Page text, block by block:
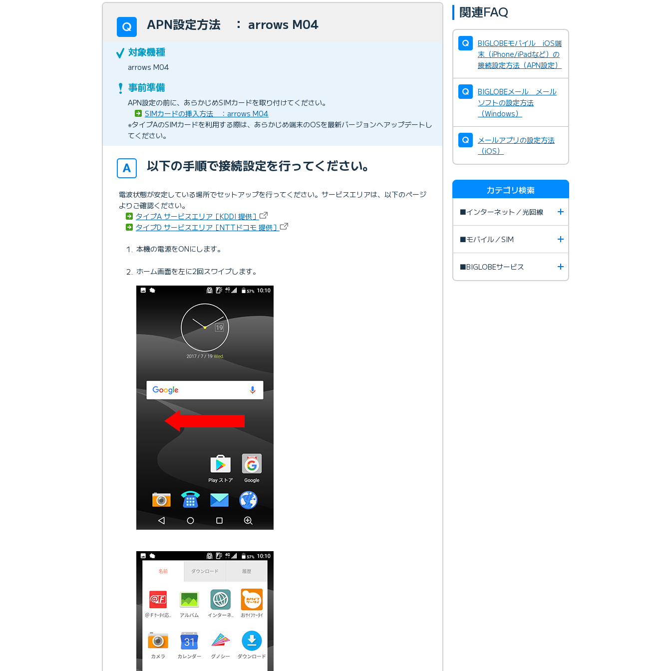
APN設定方法 ： arrows M04
arrows M04
APN設定の前に、あらかじめSIMカードを取り付けてください。
SIMカードの挿入方法 ：arrows M04
※タイプAのSIMカードを利用する際は、あらかじめ端末のOSを最新バージョンへアップデートし
てください。
以下の手順で接続設定を行ってください。
電波状態が安定している場所でセットアップを行ってください。サービスエリアは、以下のページ
よりご確認ください。
タイプA サービスエリア［KDDI 提供］
タイプD サービスエリア［NTTドコモ 提供］
本機の電源をONにします。
ホーム画面を左に2回スワイプします。
関連FAQ
BIGLOBEモバイル iOS端
末（iPhone/iPadなど）の
接続設定方法（APN設定）
BIGLOBEメール メール
ソフトの設定方法
（Windows）
メールアプリの設定方法
（iOS）
カテゴリ検索
■インターネット／光回線
■モバイル／SIM
■BIGLOBEサービス